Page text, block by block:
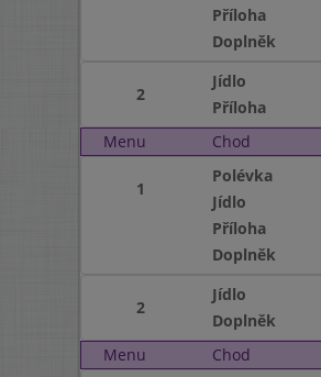
Příloha
Doplněk
2
Jídlo
Příloha
Menu
Chod
1
Polévka
Jídlo
Příloha
Doplněk
2
Jídlo
Doplněk
Menu
Chod